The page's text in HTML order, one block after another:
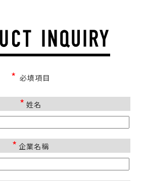
* 必填項目
* 姓名
* 企業名稱